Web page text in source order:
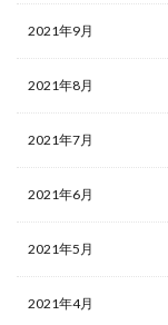
2021年9月
2021年8月
2021年7月
2021年6月
2021年5月
2021年4月